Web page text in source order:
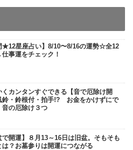
★12星座占い】8/10〜8/16の運勢☆全12
事運をチェック！
くカンタンすぐできる【音で厄除け開
鈴・鈴根付・拍手!? お金をかけずにで
音の厄除け３つ
で開運】８月13～16日は旧盆。そもそも
は？お墓参りは開運につながる